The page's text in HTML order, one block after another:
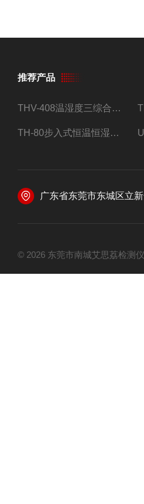
推荐产品
THV-408温湿度三综合试验箱
TH-80步入式恒温恒湿试验房
广东省东莞市东城区立
© 2026 东莞市南城艾思荔检测